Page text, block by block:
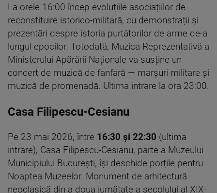
La orele 16:00 încep evoluțiile asociațiilor de
reconstituire istorico-militară, cu demonstrații și
prezentări despre istoria purtătorilor de arme de-a
lungul epocilor. Totodată, Muzica Reprezentativă a
Ministerului Apărării Naționale va susține un
concert de muzică de fanfară — marșuri militare și
muzică de promenadă. Ultima intrare la ora 23:00.
Casa Filipescu-Cesianu
Pe 23 mai 2026, între 16:30 și 22:30 (ultima
intrare), Casa Filipescu-Cesianu, parte a Muzeului
Municipiului București, își deschide porțile pentru
Noaptea Muzeelor. Monument de arhitectură
neoclasică din a doua jumătate a secolului al XIX-